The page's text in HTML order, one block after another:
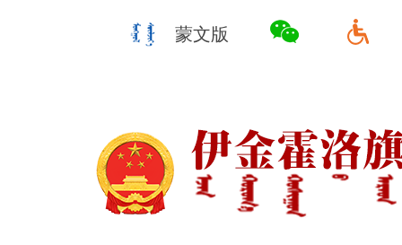
蒙文版